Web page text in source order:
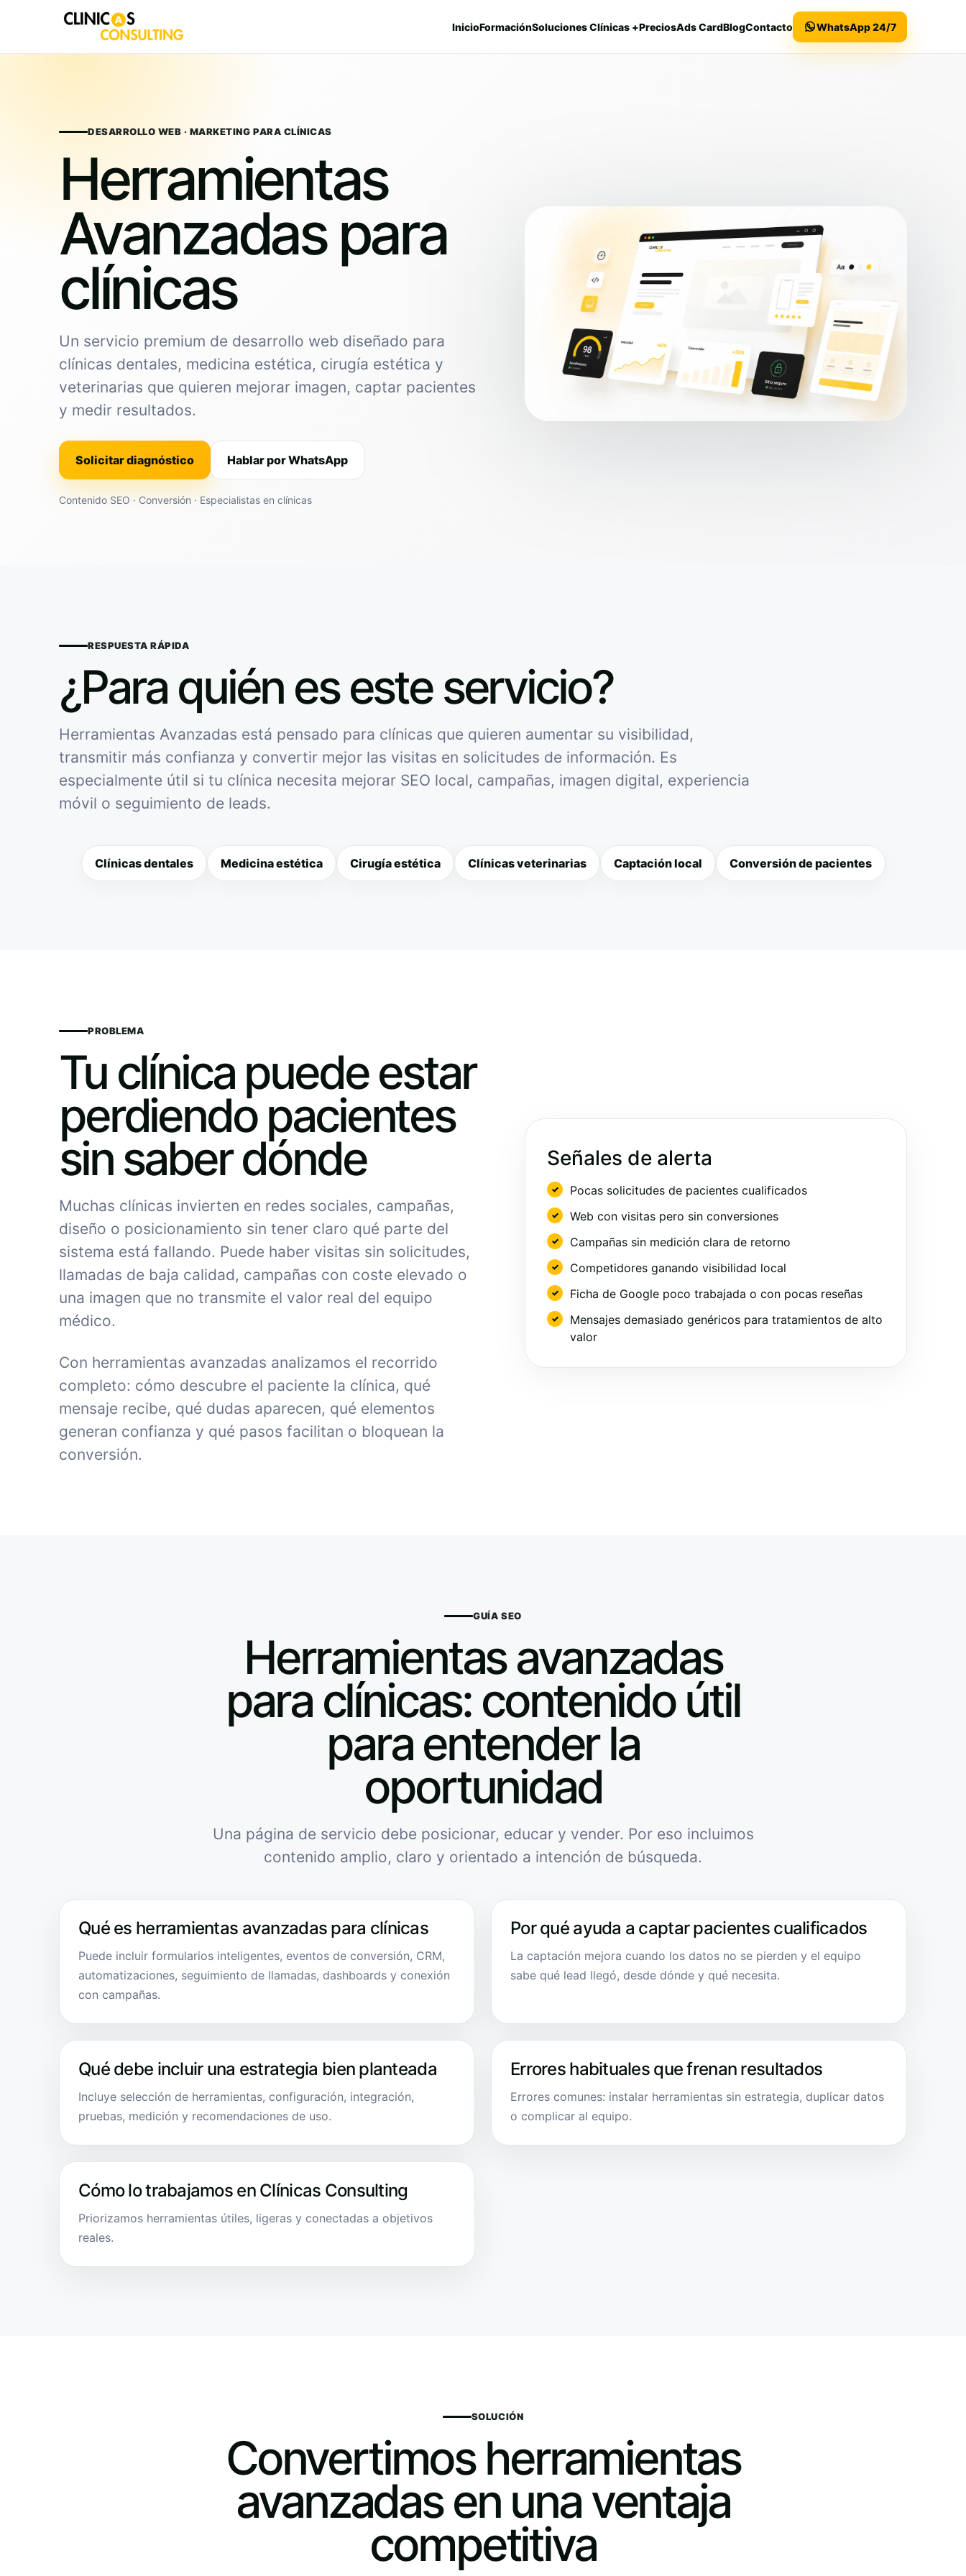
InicioFormaciónSoluciones Clínicas +PreciosAds CardBlogContacto WhatsApp 24/7
DESARROLLO WEB · MARKETING PARA CLÍNICAS
Herramientas
Avanzadas para
clínicas
Un servicio premium de desarrollo web diseñado para
clínicas dentales, medicina estética, cirugía estética y
veterinarias que quieren mejorar imagen, captar pacientes
y medir resultados.
Solicitar diagnóstico Hablar por WhatsApp
Contenido SEO · Conversión · Especialistas en clínicas
RESPUESTA RÁPIDA
¿Para quién es este servicio?
Herramientas Avanzadas está pensado para clínicas que quieren aumentar su visibilidad,
transmitir más confianza y convertir mejor las visitas en solicitudes de información. Es
especialmente útil si tu clínica necesita mejorar SEO local, campañas, imagen digital, experiencia
móvil o seguimiento de leads.
Clínicas dentales Medicina estética Cirugía estética Clínicas veterinarias Captación local Conversión de pacientes
PROBLEMA
Tu clínica puede estar
perdiendo pacientes
sin saber dónde
Muchas clínicas invierten en redes sociales, campañas,
diseño o posicionamiento sin tener claro qué parte del
sistema está fallando. Puede haber visitas sin solicitudes,
llamadas de baja calidad, campañas con coste elevado o
una imagen que no transmite el valor real del equipo
médico.
Con herramientas avanzadas analizamos el recorrido
completo: cómo descubre el paciente la clínica, qué
mensaje recibe, qué dudas aparecen, qué elementos
generan confianza y qué pasos facilitan o bloquean la
conversión.
Señales de alerta
Pocas solicitudes de pacientes cualificados
Web con visitas pero sin conversiones
Campañas sin medición clara de retorno
Competidores ganando visibilidad local
Ficha de Google poco trabajada o con pocas reseñas
Mensajes demasiado genéricos para tratamientos de alto
valor
GUÍA SEO
Herramientas avanzadas
para clínicas: contenido útil
para entender la
oportunidad
Una página de servicio debe posicionar, educar y vender. Por eso incluimos
contenido amplio, claro y orientado a intención de búsqueda.
Qué es herramientas avanzadas para clínicas
Puede incluir formularios inteligentes, eventos de conversión, CRM,
automatizaciones, seguimiento de llamadas, dashboards y conexión
con campañas.
Por qué ayuda a captar pacientes cualificados
La captación mejora cuando los datos no se pierden y el equipo
sabe qué lead llegó, desde dónde y qué necesita.
Qué debe incluir una estrategia bien planteada
Incluye selección de herramientas, configuración, integración,
pruebas, medición y recomendaciones de uso.
Errores habituales que frenan resultados
Errores comunes: instalar herramientas sin estrategia, duplicar datos
o complicar al equipo.
Cómo lo trabajamos en Clínicas Consulting
Priorizamos herramientas útiles, ligeras y conectadas a objetivos
reales.
SOLUCIÓN
Convertimos herramientas
avanzadas en una ventaja
competitiva